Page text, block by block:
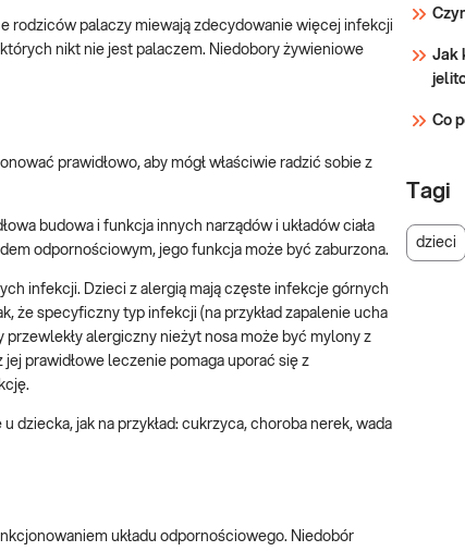
rodziców palaczy miewają zdecydowanie więcej infekcji
nikt nie jest palaczem. Niedobory żywieniowe
prawidłowo, aby mógł właściwie radzić sobie z
budowa i funkcja innych narządów i układów ciała
odpornościowym, jego funkcja może być zaburzona.
infekcji. Dzieci z alergią mają częste infekcje górnych
że specyficzny typ infekcji (na przykład zapalenie ucha
alergiczny nieżyt nosa może być mylony z
prawidłowe leczenie pomaga uporać się z
jak na przykład: cukrzyca, choroba nerek, wada
układu odpornościowego. Niedobór
Jak
Co
Tagi
dzieci